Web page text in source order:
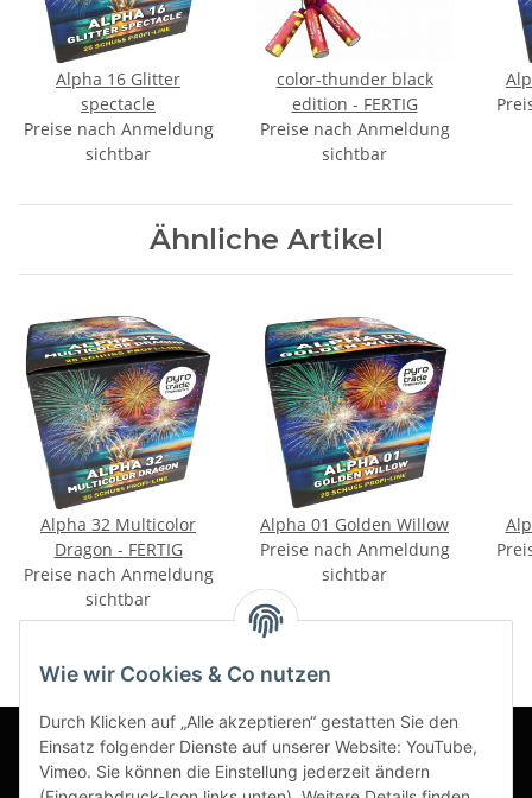
Alpha 16 Glitter
spectacle
Preise nach Anmeldung
sichtbar
color-thunder black
edition - FERTIG
Preise nach Anmeldung
sichtbar
Ähnliche Artikel
Alpha 32 Multicolor
Dragon - FERTIG
Preise nach Anmeldung
sichtbar
Alpha 01 Golden Willow
Preise nach Anmeldung
sichtbar
Wie wir Cookies & Co nutzen
Durch Klicken auf „Alle akzeptieren“ gestatten Sie den
Einsatz folgender Dienste auf unserer Website: YouTube,
Vimeo. Sie können die Einstellung jederzeit ändern